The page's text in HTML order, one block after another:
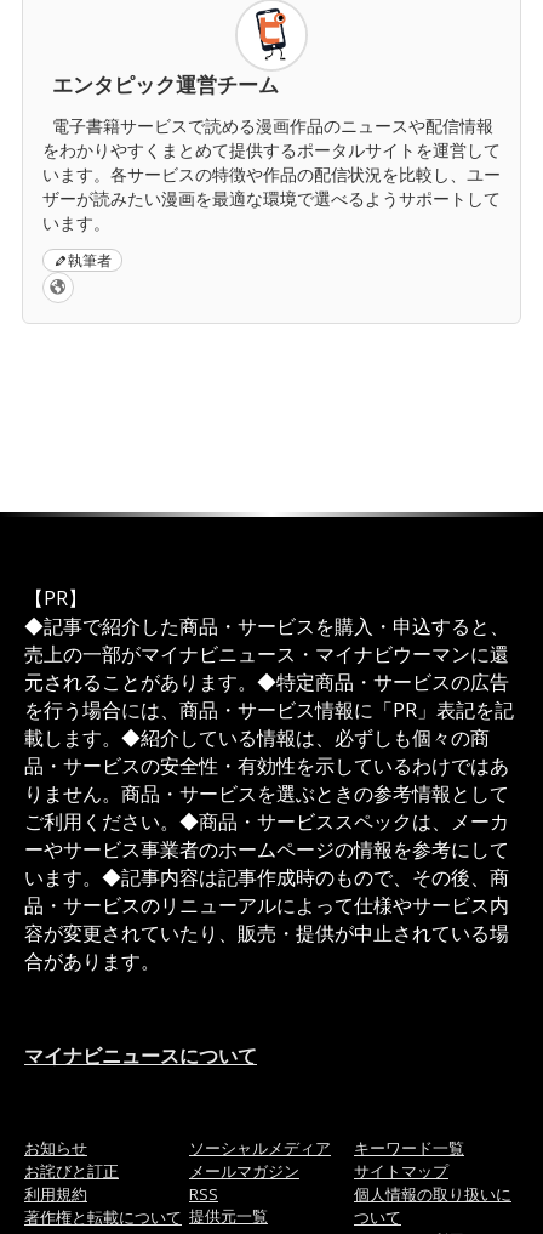
エンタピック運営チーム
電子書籍サービスで読める漫画作品のニュースや配信情報
をわかりやすくまとめて提供するポータルサイトを運営して
います。各サービスの特徴や作品の配信状況を比較し、ユー
ザーが読みたい漫画を最適な環境で選べるようサポートして
います。
執筆者
【PR】
◆記事で紹介した商品・サービスを購入・申込すると、
売上の一部がマイナビニュース・マイナビウーマンに還
元されることがあります。◆特定商品・サービスの広告
を行う場合には、商品・サービス情報に「PR」表記を記
載します。◆紹介している情報は、必ずしも個々の商
品・サービスの安全性・有効性を示しているわけではあ
りません。商品・サービスを選ぶときの参考情報として
ご利用ください。◆商品・サービススペックは、メーカ
ーやサービス事業者のホームページの情報を参考にして
います。◆記事内容は記事作成時のもので、その後、商
品・サービスのリニューアルによって仕様やサービス内
容が変更されていたり、販売・提供が中止されている場
合があります。
マイナビニュースについて
お知らせ
お詫びと訂正
利用規約
著作権と転載について
ソーシャルメディア
メールマガジン
RSS
提供元一覧
キーワード一覧
サイトマップ
個人情報の取り扱いに
ついて